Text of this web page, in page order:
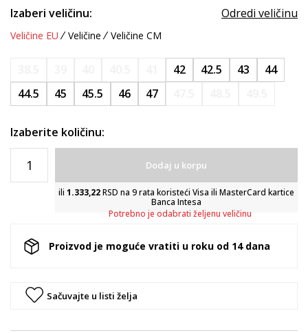
Izaberi veličinu: Odredi veličinu
Veličine EU Veličine Veličine CM
42 42.5 43
44
44.5
45 45.5 46 47
Izaberite količinu:
Dodaj u korpu
ili 1.333,22RSD na 9 rata koristeći Visa ili MasterCard kartice
Banca Intesa
Potrebno je odabrati željenu veličinu
Proizvod je moguće vratiti u roku od 14 dana
Sačuvajte u listi želja